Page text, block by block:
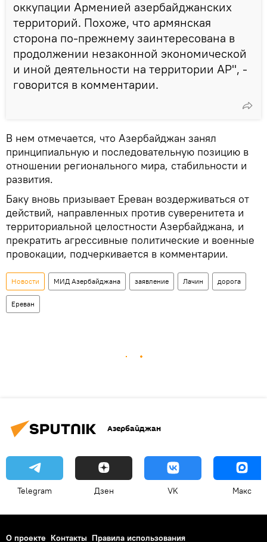
оккупации Арменией азербайджанских
территорий. Похоже, что армянская
сторона по-прежнему заинтересована в
продолжении незаконной экономической
и иной деятельности на территории АР", -
говорится в комментарии.
В нем отмечается, что Азербайджан занял
принципиальную и последовательную позицию в
отношении регионального мира, стабильности и
развития.
Баку вновь призывает Ереван воздерживаться от
действий, направленных против суверенитета и
территориальной целостности Азербайджана, и
прекратить агрессивные политические и военные
провокации, подчеркивается в комментарии.
Новости МИД Азербайджана заявление Лачин дорога
Ереван
Азербайджан
Telegram Дзен VK Макс
О проекте Контакты Правила использования